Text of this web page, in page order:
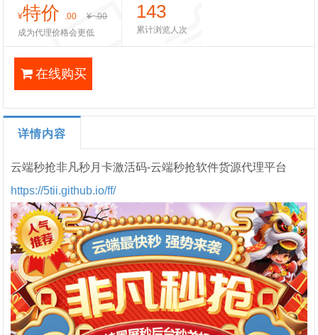
¥特价 .00 ¥ .00
成为代理价格会更低
143
累计浏览人次
在线购买
详情内容
云端秒抢非凡秒月卡激活码-云端秒抢软件货源代理平台
https://5tii.github.io/ff/